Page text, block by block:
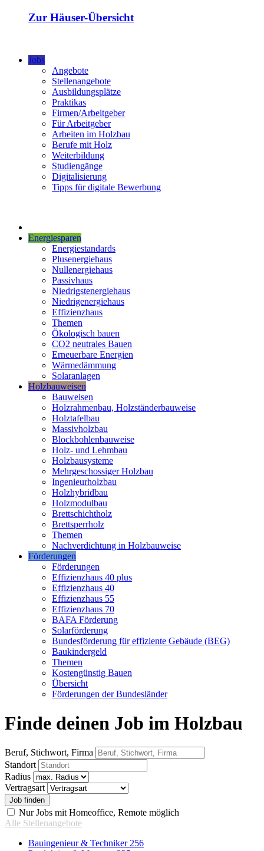
Zur Häuser-Übersicht
Jobs
Angebote
Stellenangebote
Ausbildungsplätze
Praktikas
Firmen/Arbeitgeber
Für Arbeitgeber
Arbeiten im Holzbau
Berufe mit Holz
Weiterbildung
Studiengänge
Digitalisierung
Tipps für digitale Bewerbung
Energiesparen
Energiestandards
Plusenergiehaus
Nullenergiehaus
Passivhaus
Niedrigstenergiehaus
Niedrigenergiehaus
Effizienzhaus
Themen
Ökologisch bauen
CO2 neutrales Bauen
Erneuerbare Energien
Wärmedämmung
Solaranlagen
Holzbauweisen
Bauweisen
Holzrahmenbau, Holzständerbauweise
Holztafelbau
Massivholzbau
Blockbohlenbauweise
Holz- und Lehmbau
Holzbausysteme
Mehrgeschossiger Holzbau
Ingenieurholzbau
Holzhybridbau
Holzmodulbau
Brettschichtholz
Brettsperrholz
Themen
Nachverdichtung in Holzbauweise
Förderungen
Förderungen
Effizienzhaus 40 plus
Effizienzhaus 40
Effizienzhaus 55
Effizienzhaus 70
BAFA Förderung
Solarförderung
Bundesförderung für effiziente Gebäude (BEG)
Baukindergeld
Themen
Kostengünstig Bauen
Übersicht
Förderungen der Bundesländer
Finde deinen Job im Holzbau
Beruf, Stichwort, Firma
Standort
Radius
Vertragsart
Nur Jobs mit Homeoffice, Remote möglich
Alle Stellenangebote
Bauingenieur & Techniker 256